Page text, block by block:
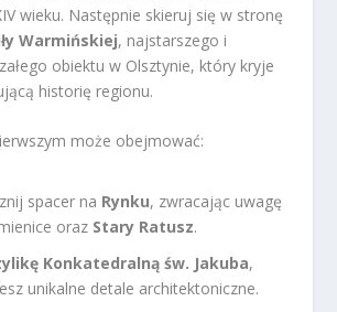
wieku. Następnie skieruj się w stronę
Warmińskiej, najstarszego i
obiektu w Olsztynie, który kryje
historię regionu.
może obejmować:
spacer na Rynku, zwracając uwagę
oraz Stary Ratusz.
Konkatedralną św. Jakuba,
unikalne detale architektoniczne.